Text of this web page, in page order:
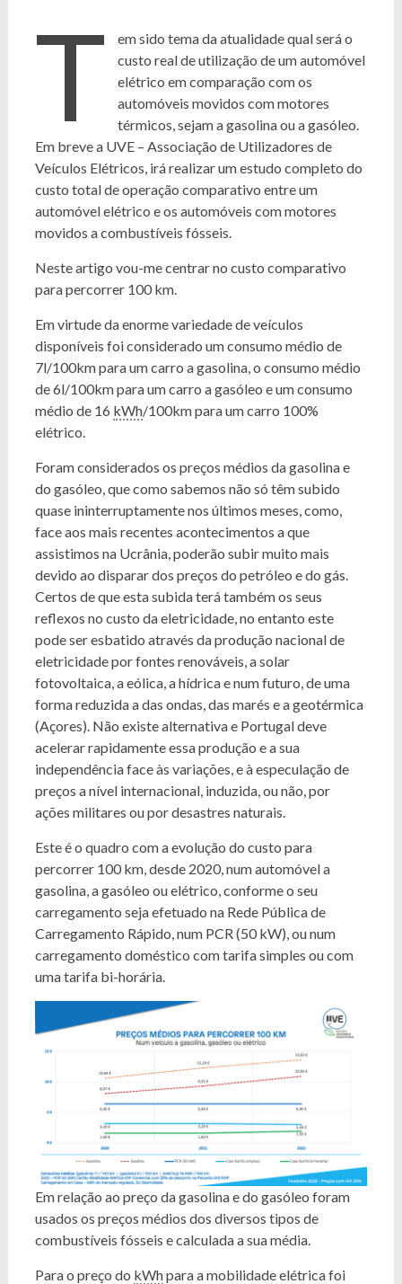
T
em sido tema da atualidade qual será o
custo real de utilização de um automóvel
elétrico em comparação com os
automóveis movidos com motores
térmicos, sejam a gasolina ou a gasóleo.
Em breve a UVE – Associação de Utilizadores de
Veículos Elétricos, irá realizar um estudo completo do
custo total de operação comparativo entre um
automóvel elétrico e os automóveis com motores
movidos a combustíveis fósseis.
Neste artigo vou-me centrar no custo comparativo
para percorrer 100 km.
Em virtude da enorme variedade de veículos
disponíveis foi considerado um consumo médio de
7l/100km para um carro a gasolina, o consumo médio
de 6l/100km para um carro a gasóleo e um consumo
médio de 16 kWh/100km para um carro 100%
elétrico.
Foram considerados os preços médios da gasolina e
do gasóleo, que como sabemos não só têm subido
quase ininterruptamente nos últimos meses, como,
face aos mais recentes acontecimentos a que
assistimos na Ucrânia, poderão subir muito mais
devido ao disparar dos preços do petróleo e do gás.
Certos de que esta subida terá também os seus
reflexos no custo da eletricidade, no entanto este
pode ser esbatido através da produção nacional de
eletricidade por fontes renováveis, a solar
fotovoltaica, a eólica, a hídrica e num futuro, de uma
forma reduzida a das ondas, das marés e a geotérmica
(Açores). Não existe alternativa e Portugal deve
acelerar rapidamente essa produção e a sua
independência face às variações, e à especulação de
preços a nível internacional, induzida, ou não, por
ações militares ou por desastres naturais.
Este é o quadro com a evolução do custo para
percorrer 100 km, desde 2020, num automóvel a
gasolina, a gasóleo ou elétrico, conforme o seu
carregamento seja efetuado na Rede Pública de
Carregamento Rápido, num PCR (50 kW), ou num
carregamento doméstico com tarifa simples ou com
uma tarifa bi-horária.
Em relação ao preço da gasolina e do gasóleo foram
usados os preços médios dos diversos tipos de
combustíveis fósseis e calculada a sua média.
Para o preço do kWhpara a mobilidade elétrica foi